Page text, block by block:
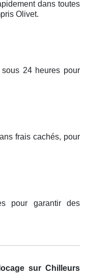
dans toutes
Olivet.
24 heures pour
frais cachés, pour
pour garantir des
sur Chilleurs